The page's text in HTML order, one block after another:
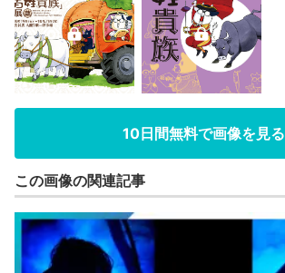
10日間無料で画像を見る
この画像の関連記事